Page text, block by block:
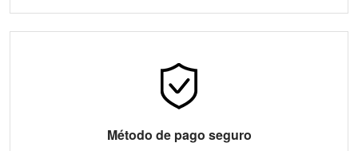
Método de pago seguro